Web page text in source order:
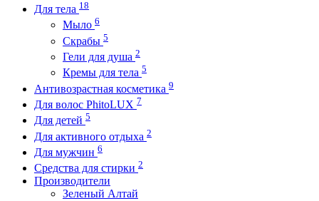
Для тела 18
Мыло 6
Скрабы 5
Гели для душа 2
Кремы для тела 5
Антивозрастная косметика 9
Для волос PhitoLUX 7
Для детей 5
Для активного отдыха 2
Для мужчин 6
Средства для стирки 2
Производители
Зеленый Алтай